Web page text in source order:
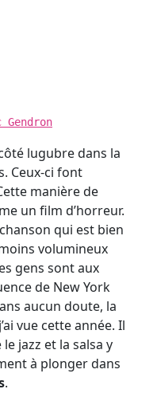
Gendron
lugubre dans la
Ceux-ci font
manière de
un film d’horreur.
qui est bien
volumineux
gens sont aux
de New York
aucun doute, la
vue cette année. Il
jazz et la salsa y
à plonger dans
.